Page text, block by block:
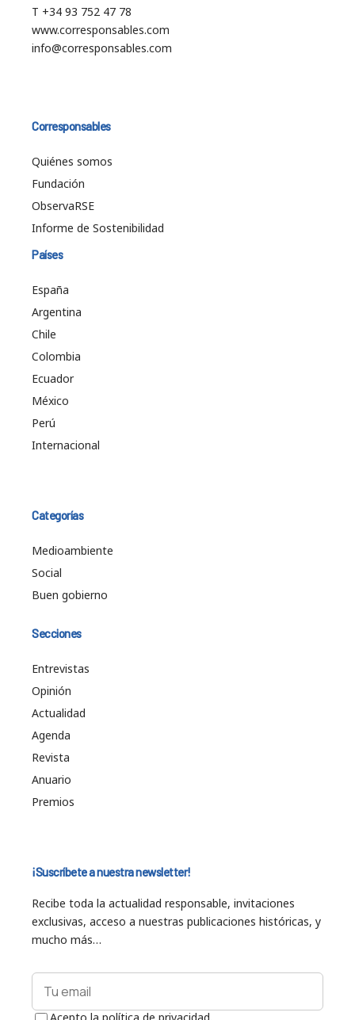
T +34 93 752 47 78
www.corresponsables.com
info@corresponsables.com
Corresponsables
Quiénes somos
Fundación
ObservaRSE
Informe de Sostenibilidad
Países
España
Argentina
Chile
Colombia
Ecuador
México
Perú
Internacional
Categorías
Medioambiente
Social
Buen gobierno
Secciones
Entrevistas
Opinión
Actualidad
Agenda
Revista
Anuario
Premios
¡Suscríbete a nuestra newsletter!
Recibe toda la actualidad responsable, invitaciones
exclusivas, acceso a nuestras publicaciones históricas, y
mucho más…